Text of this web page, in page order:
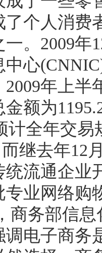
了个人消费
。2009年
中心
年上半
额为
计全年交易
继去年12
统流通企业
专业网络购
商务部信
调电子商务